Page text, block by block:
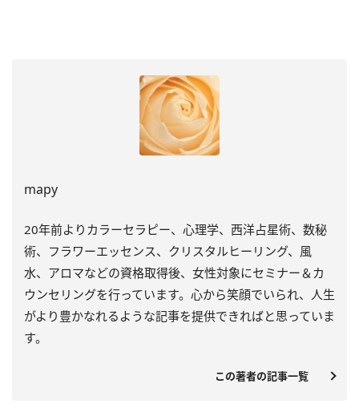
mapy
20年前よりカラーセラピー、心理学、西洋占星術、数秘
術、フラワーエッセンス、クリスタルヒーリング、風
水、アロマなどの資格取得後、女性対象にセミナー＆カ
ウンセリングを行っています。心から笑顔でいられ、人生
がより豊かなれるような記事を提供できればと思っていま
す。
この著者の記事一覧